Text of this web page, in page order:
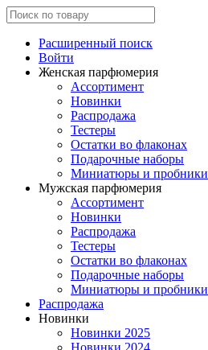
Расширенный поиск
Войти
Женская парфюмерия
Ассортимент
Новинки
Распродажа
Тестеры
Остатки во флаконах
Подарочные наборы
Миниатюры и пробники
Мужская парфюмерия
Ассортимент
Новинки
Распродажа
Тестеры
Остатки во флаконах
Подарочные наборы
Миниатюры и пробники
Распродажа
Новинки
Новинки 2025
Новинки 2024